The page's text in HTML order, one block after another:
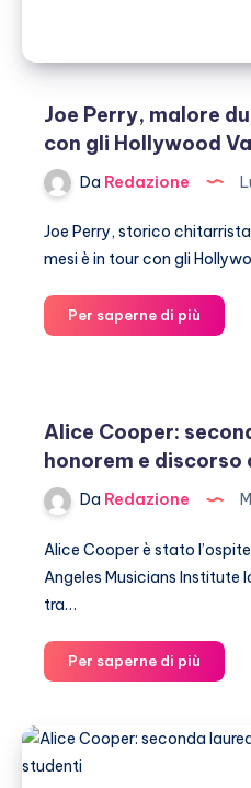
Joe Perry, malore
con gli Hollywood
Da Redazione
Joe Perry, storico
mesi è in tour con gli
Per saperne di più
Perry,
con
Alice Cooper:
honorem e discorso
Da Redazione
Alice Cooper è stato l’ospite
Angeles Musicians Institute
tra…
Per saperne di più
Cooper:
laurea